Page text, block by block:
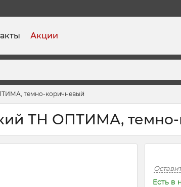
Акции
темно-коричневый
ТН ОПТИМА,
Есть в